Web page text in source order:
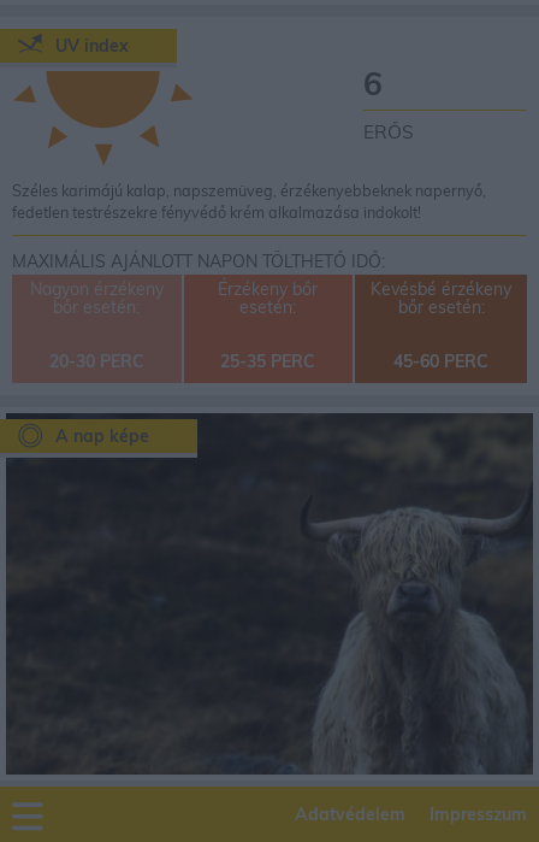
UV index
6
ERŐS
Széles karimájú kalap, napszemüveg, érzékenyebbeknek napernyő,
fedetlen testrészekre fényvédő krém alkalmazása indokolt!
MAXIMÁLIS AJÁNLOTT NAPON TÖLTHETŐ IDŐ:
Nagyon érzékeny
bőr esetén:
20-30 PERC
Érzékeny bőr
esetén:
25-35 PERC
Kevésbé érzékeny
bőr esetén:
45-60 PERC
A nap képe
Adatvédelem Impresszum